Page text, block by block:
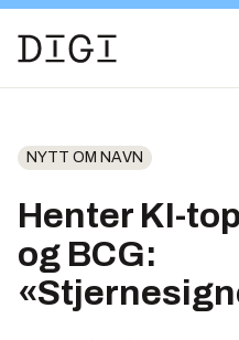
NYTT OM NAVN
Henter KI-
og BCG: